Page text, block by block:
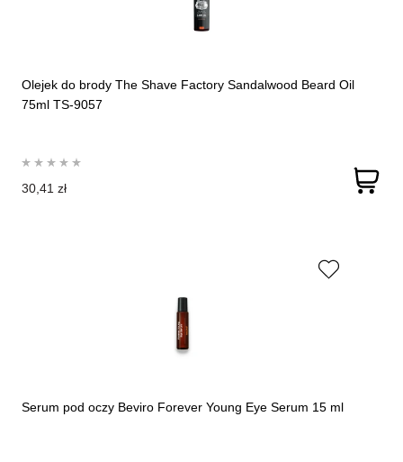
Olejek do brody The Shave Factory Sandalwood Beard Oil
75ml TS-9057
30,41 zł
Serum pod oczy Beviro Forever Young Eye Serum 15 ml